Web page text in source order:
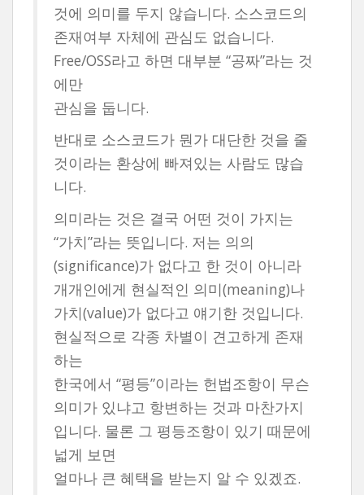
것에 의미를 두지 않습니다. 소스코드의
존재여부 자체에 관심도 없습니다.
Free/OSS라고 하면 대부분 “공짜”라는 것
에만
관심을 둡니다.
반대로 소스코드가 뭔가 대단한 것을 줄
것이라는 환상에 빠져있는 사람도 많습
니다.
의미라는 것은 결국 어떤 것이 가지는
“가치”라는 뜻입니다. 저는 의의
(significance)가 없다고 한 것이 아니라
개개인에게 현실적인 의미(meaning)나
가치(value)가 없다고 얘기한 것입니다.
현실적으로 각종 차별이 견고하게 존재
하는
한국에서 “평등”이라는 헌법조항이 무슨
의미가 있냐고 항변하는 것과 마찬가지
입니다. 물론 그 평등조항이 있기 때문에
넓게 보면
얼마나 큰 혜택을 받는지 알 수 있겠죠.